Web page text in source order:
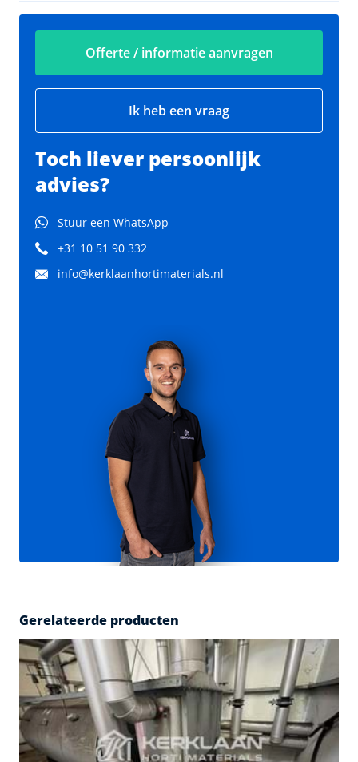
Offerte / informatie aanvragen
Ik heb een vraag
Toch liever persoonlijk
advies?
Stuur een WhatsApp
+31 10 51 90 332
info@kerklaanhortimaterials.nl
Gerelateerde producten